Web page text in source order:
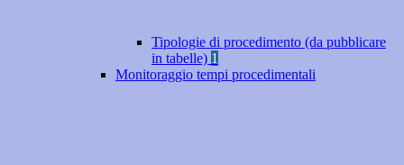
Tipologie di procedimento (da pubblicare
in tabelle) 1
Monitoraggio tempi procedimentali